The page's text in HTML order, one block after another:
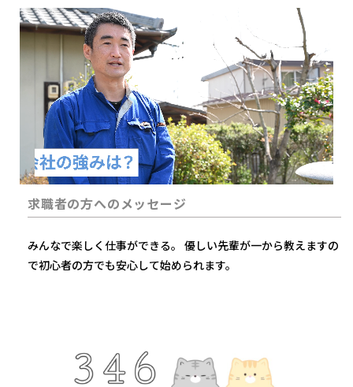
求職者の方へのメッセージ
みんなで楽しく仕事ができる。 優しい先輩が一から教えますの
で初心者の方でも安心して始められます。